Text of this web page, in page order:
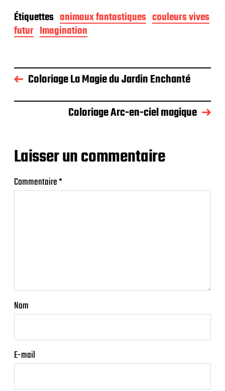
Étiquettes animaux fantastiques couleurs vives
futur Imagination
Coloriage La Magie du Jardin Enchanté
Coloriage Arc-en-ciel magique
Laisser un commentaire
Commentaire*
Nom
E-mail